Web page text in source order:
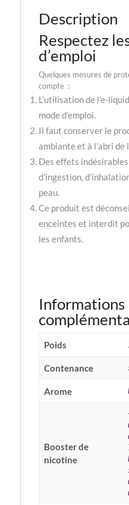
Description
Respectez
d’emploi
Quelques mesures de
compte :
L’utilisation de l’e-
mode d’emploi.
Il faut conserver le
ambiante et à l’abri de
Des effets
d’ingestion,
peau.
Ce produit est
enceintes et interdit
les enfants.
Informations
Poids
Contenance
Arome
Booster de
nicotine